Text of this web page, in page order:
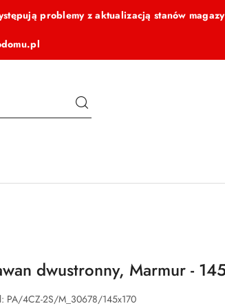
problemy z aktualizacją stanów
dwustronny, Marmur -
PA/4CZ-2S/M_30678/145x170